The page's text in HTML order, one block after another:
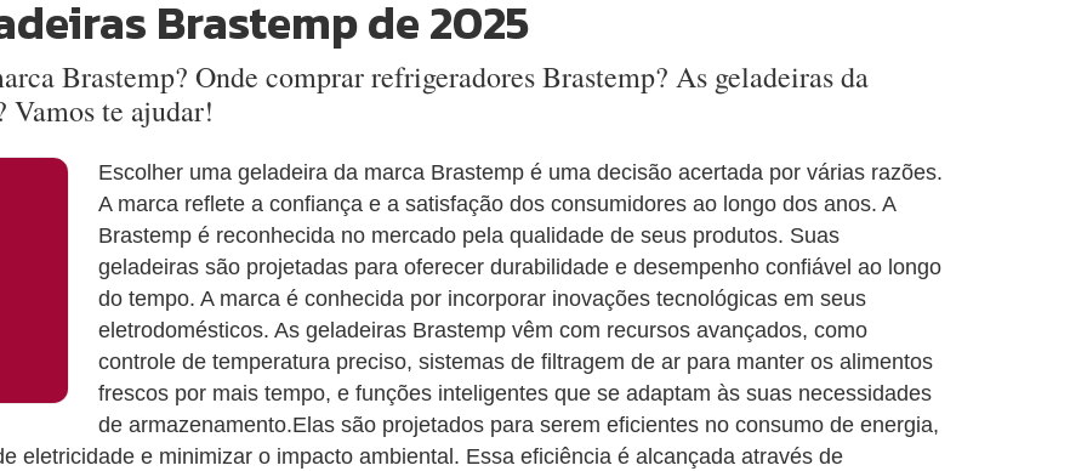
Brastemp de 2025
Brastemp? Onde comprar refrigeradores Brastemp? As geladeiras da
Vamos te ajudar!
Escolher uma geladeira da marca Brastemp é uma decisão acertada por várias razões.
A marca reflete a confiança e a satisfação dos consumidores ao longo dos anos. A
Brastemp é reconhecida no mercado pela qualidade de seus produtos. Suas
geladeiras são projetadas para oferecer durabilidade e desempenho confiável ao longo
do tempo. A marca é conhecida por incorporar inovações tecnológicas em seus
eletrodomésticos. As geladeiras Brastemp vêm com recursos avançados, como
controle de temperatura preciso, sistemas de filtragem de ar para manter os alimentos
frescos por mais tempo, e funções inteligentes que se adaptam às suas necessidades
de armazenamento.Elas são projetados para serem eficientes no consumo de energia,
eletricidade e minimizar o impacto ambiental. Essa eficiência é alcançada através de